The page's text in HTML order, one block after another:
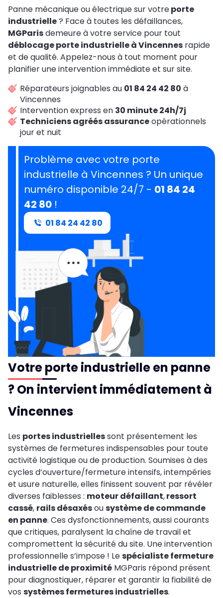
Panne mécanique ou électrique sur votreporte
industrielle? Face à toutes les défaillances,
MGParisdemeure à votre service pour tout
déblocage porte industrielle à Vincennes rapide
et de qualité. Appelez-nous à tout moment pour
planifier une intervention immédiate et sur site.
Réparateurs joignables au 01 84 24 42 80 à
Vincennes
Intervention express en 30 minute 24h/7j
Techniciens agréés assuranceopérationnels
jour et nuit
Problème avec votre porte
industrielle à Vincennes ? Un unique
numéro disponible 24/7 - 01 84 24
42 80 !
01 84 24 42 80
Votre porte industrielle en panne
? On intervient immédiatement à
Vincennes
Les portes industriellessont présentement les
systèmes de fermetures indispensables pour toute
activité logistique ou de production. Soumises à des
cycles d’ouverture/fermeture intensifs, intempéries
et usure naturelle, elles finissent souvent par révéler
diverses faiblesses : moteur défaillant,ressort
cassé, rails désaxésousystème de commande
en panne. Ces dysfonctionnements, aussi courants
que critiques, paralysent la chaîne de travail et
compromettent la sécurité du site. Une intervention
professionnelle s’impose ! Lespécialiste fermeture
industrielle de proximité MGParis répond présent
pour diagnostiquer, réparer et garantir la fiabilité de
vos systèmes fermetures industrielles.